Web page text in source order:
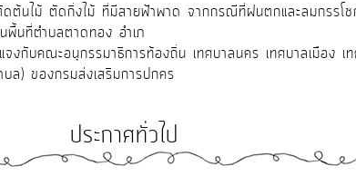
ต้นไม้ ตัดกิ่งไม้ ที่มีสายฟ้าพาด จากกรณีที่ฝนตกและลมกรรโช
พื้นที่ตำบลตาดทอง อำเภ
จงกับคณะอนุกรรมาธิการท้องถิ่น เทศบาลนคร เทศบาลเมือง
ล) ของกรมส่งเสริมการปกคร
ประกาศทั่วไป